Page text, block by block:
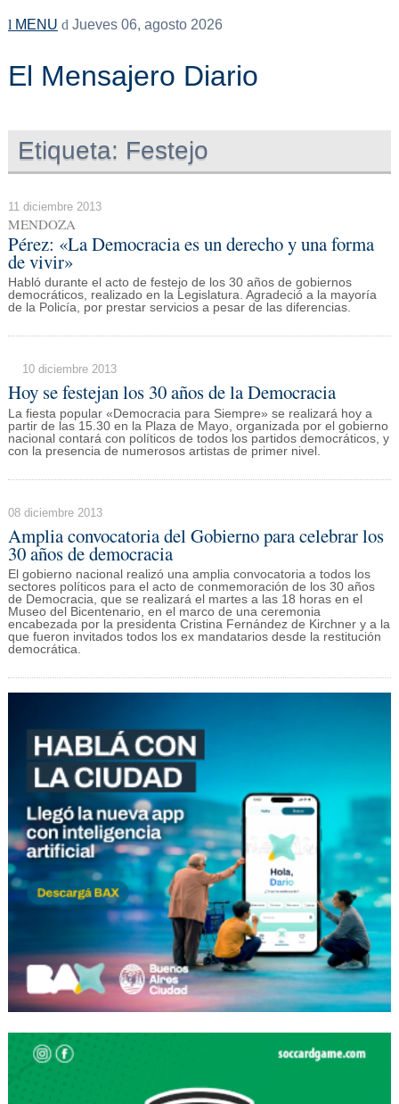
MENU Jueves 06, agosto 2026
El Mensajero Diario
Etiqueta: Festejo
11 diciembre 2013
MENDOZA
Pérez: «La Democracia es un derecho y una forma
de vivir»
Habló durante el acto de festejo de los 30 años de gobiernos
democráticos, realizado en la Legislatura. Agradeció a la mayoría
de la Policía, por prestar servicios a pesar de las diferencias.
10 diciembre 2013
Hoy se festejan los 30 años de la Democracia
La fiesta popular «Democracia para Siempre» se realizará hoy a
partir de las 15.30 en la Plaza de Mayo, organizada por el gobierno
nacional contará con políticos de todos los partidos democráticos, y
con la presencia de numerosos artistas de primer nivel.
08 diciembre 2013
Amplia convocatoria del Gobierno para celebrar los
30 años de democracia
El gobierno nacional realizó una amplia convocatoria a todos los
sectores políticos para el acto de conmemoración de los 30 años
de Democracia, que se realizará el martes a las 18 horas en el
Museo del Bicentenario, en el marco de una ceremonia
encabezada por la presidenta Cristina Fernández de Kirchner y a la
que fueron invitados todos los ex mandatarios desde la restitución
democrática.